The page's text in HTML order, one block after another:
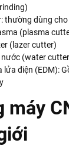
thường dùng
(plasma
(lazer cutter)
(water
lửa điện (EDM):
máy